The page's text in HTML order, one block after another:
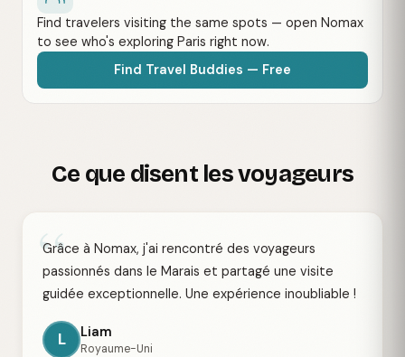
Find travelers visiting the same spots — open Nomax
to see who's exploring Paris right now.
Find Travel Buddies — Free
Ce que disent les voyageurs
“
Grâce à Nomax, j'ai rencontré des voyageurs
passionnés dans le Marais et partagé une visite
guidée exceptionnelle. Une expérience inoubliable !
L Liam
Royaume-Uni